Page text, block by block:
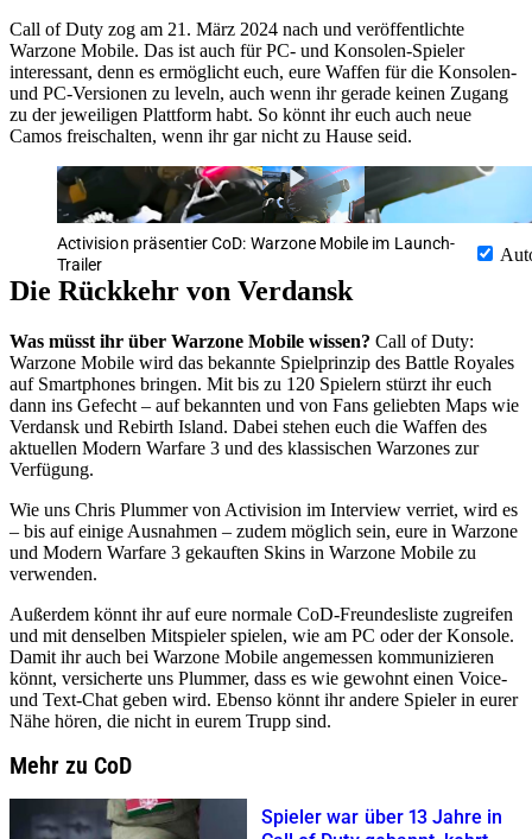
Call of Duty zog am 21. März 2024 nach und veröffentlichte
Warzone Mobile. Das ist auch für PC- und Konsolen-Spieler
interessant, denn es ermöglicht euch, eure Waffen für die Konsolen-
und PC-Versionen zu leveln, auch wenn ihr gerade keinen Zugang
zu der jeweiligen Plattform habt. So könnt ihr euch auch neue
Camos freischalten, wenn ihr gar nicht zu Hause seid.
Activision präsentier CoD: Warzone Mobile im Launch-
Trailer
Die Rückkehr von Verdansk
Was müsst ihr über Warzone Mobile wissen? Call of Duty:
Warzone Mobile wird das bekannte Spielprinzip des Battle Royales
auf Smartphones bringen. Mit bis zu 120 Spielern stürzt ihr euch
dann ins Gefecht – auf bekannten und von Fans geliebten Maps wie
Verdansk und Rebirth Island. Dabei stehen euch die Waffen des
aktuellen Modern Warfare 3 und des klassischen Warzones zur
Verfügung.
Wie uns Chris Plummer von Activision im Interview verriet, wird es
– bis auf einige Ausnahmen – zudem möglich sein, eure in Warzone
und Modern Warfare 3 gekauften Skins in Warzone Mobile zu
verwenden.
Außerdem könnt ihr auf eure normale CoD-Freundesliste zugreifen
und mit denselben Mitspieler spielen, wie am PC oder der Konsole.
Damit ihr auch bei Warzone Mobile angemessen kommunizieren
könnt, versicherte uns Plummer, dass es wie gewohnt einen Voice-
und Text-Chat geben wird. Ebenso könnt ihr andere Spieler in eurer
Nähe hören, die nicht in eurem Trupp sind.
Mehr zu CoD
Spieler war über 13 Jahre in